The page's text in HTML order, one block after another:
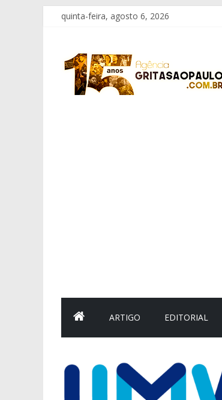
Pular
para
conteúdo
quinta-feira, agosto 6, 2026
Grita
São
ARTIGO EDITORIAL